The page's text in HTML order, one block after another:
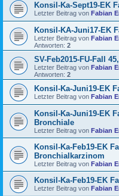
Konsil-Ka-Sept19-EK
Letzter Beitrag von Fabian
Konsil-KA-Juni17-EK
Letzter Beitrag von Fabian
Antworten: 2
SV-Feb2015-FU-Fall
Letzter Beitrag von Fabian
Antworten: 2
Konsil-Ka-Juni19-EK
Letzter Beitrag von Fabian
Konsil-Ka-Juni19-EK
Bronchiale
Letzter Beitrag von Fabian
Konsil-Ka-Feb19-EK
Bronchialkarzinom
Letzter Beitrag von Fabian
Konsil-Ka-Feb19-EK
Letzter Beitrag von Fabian